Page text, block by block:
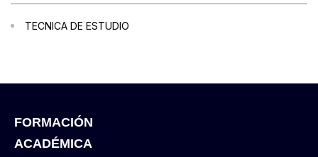
TECNICA DE ESTUDIO
FORMACIÓN
ACADÉMICA